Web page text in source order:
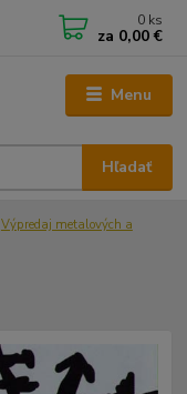
Menu
Hľadať
0 ks
za 0,00 €
Výpredaj metalových a